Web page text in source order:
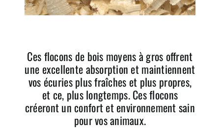
Ces flocons de bois moyens à gros offrent
une excellente absorption et maintiennent
vos écuries plus fraîches et plus propres,
et ce, plus longtemps. Ces flocons
créeront un confort et environnement sain
pour vos animaux.